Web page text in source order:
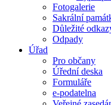
Fotogalerie
Sakrální
Důležité
Odpady
Úřad
Pro občany
Úřední deska
Formuláře
e-podatelna